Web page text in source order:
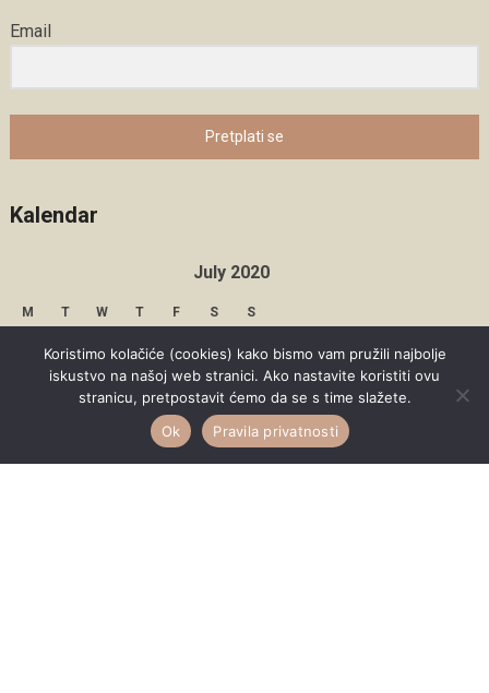
Email
Pretplati se
Kalendar
July 2020
M T W T F S S
1 2 3 4 5
8 9 10 11 12
17 18 19
Koristimo kolačiće (cookies) kako bismo vam pružili najbolje
iskustvo na našoj web stranici. Ako nastavite koristiti ovu
stranicu, pretpostavit ćemo da se s time slažete.
Ok
Pravila privatnosti